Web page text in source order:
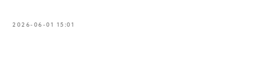
2026-06-01 15:01